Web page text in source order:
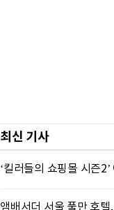
최신 기사
‘킬러들의 쇼핑몰 시즌